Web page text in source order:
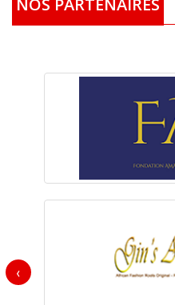
NOS PARTENAIRES
‹